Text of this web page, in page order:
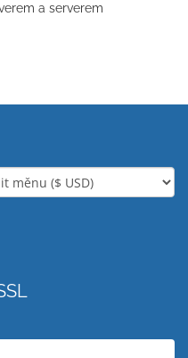
a serverem